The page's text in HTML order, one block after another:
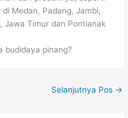
Medan, Padang, Jambi,
Jawa Timur dan Pontianak
budidaya pinang?
Selanjutnya Pos →